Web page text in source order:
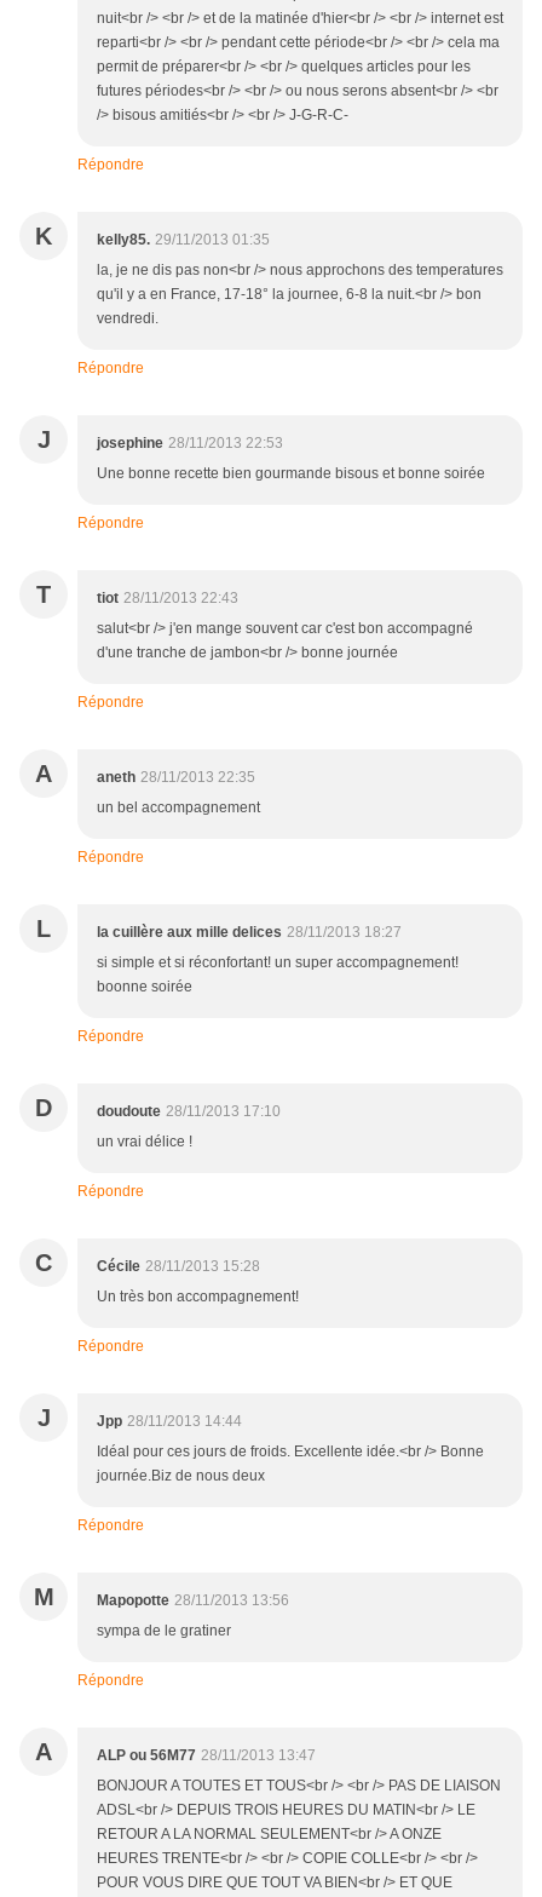
nuit<br /> <br /> et de la matinée d'hier<br /> <br /> internet est
reparti<br /> <br /> pendant cette période<br /> <br /> cela ma
permit de préparer<br /> <br /> quelques articles pour les
futures périodes<br /> <br /> ou nous serons absent<br /> <br
/> bisous amitiés<br /> <br /> J-G-R-C-
Répondre
K kelly85. 29/11/2013 01:35
la, je ne dis pas non<br /> nous approchons des temperatures
qu'il y a en France, 17-18° la journee, 6-8 la nuit.<br /> bon
vendredi.
Répondre
J josephine 28/11/2013 22:53
Une bonne recette bien gourmande bisous et bonne soirée
Répondre
T tiot 28/11/2013 22:43
salut<br /> j'en mange souvent car c'est bon accompagné
d'une tranche de jambon<br /> bonne journée
Répondre
A aneth 28/11/2013 22:35
un bel accompagnement
Répondre
L la cuillère aux mille delices 28/11/2013 18:27
si simple et si réconfortant! un super accompagnement!
boonne soirée
Répondre
D doudoute 28/11/2013 17:10
un vrai délice !
Répondre
C Cécile 28/11/2013 15:28
Un très bon accompagnement!
Répondre
J Jpp 28/11/2013 14:44
Idéal pour ces jours de froids. Excellente idée.<br /> Bonne
journée.Biz de nous deux
Répondre
M Mapopotte 28/11/2013 13:56
sympa de le gratiner
Répondre
A ALP ou 56M77 28/11/2013 13:47
BONJOUR A TOUTES ET TOUS<br /> <br /> PAS DE LIAISON
ADSL<br /> DEPUIS TROIS HEURES DU MATIN<br /> LE
RETOUR A LA NORMAL SEULEMENT<br /> A ONZE
HEURES TRENTE<br /> <br /> COPIE COLLE<br /> <br />
POUR VOUS DIRE QUE TOUT VA BIEN<br /> ET QUE